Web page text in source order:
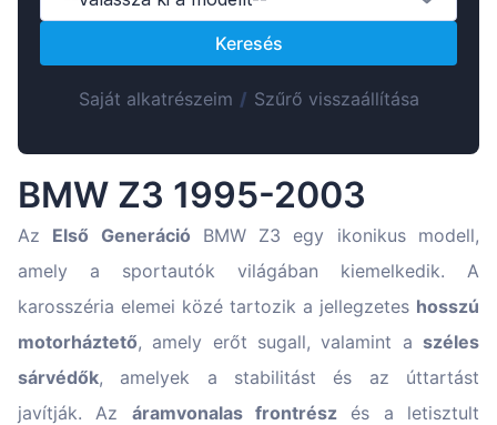
Suomen
Lietuvių
Slovenian
Latvian
Slovenčina
Keresés
Saját alkatrészeim / Szűrő visszaállítása
BMW Z3 1995-2003
Az Első Generáció BMW Z3 egy ikonikus modell,
amely a sportautók világában kiemelkedik. A
karosszéria elemei közé tartozik a jellegzetes hosszú
motorháztető, amely erőt sugall, valamint a széles
sárvédők, amelyek a stabilitást és az úttartást
javítják. Az áramvonalas frontrész és a letisztult